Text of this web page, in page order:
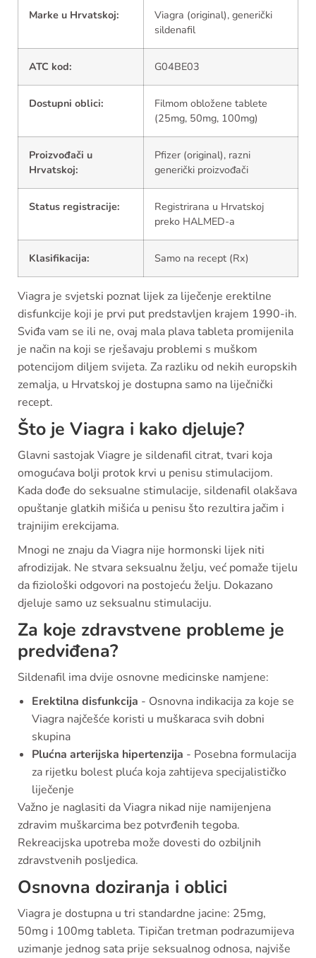
Marke u Hrvatskoj:
Viagra (original), generički
sildenafil
ATC kod: G04BE03
Dostupni oblici:
Filmom obložene tablete
(25mg, 50mg, 100mg)
Proizvođači u
Hrvatskoj:
Pfizer (original), razni
generički proizvođači
Status registracije:
Registrirana u Hrvatskoj
preko HALMED-a
Klasifikacija: Samo na recept (Rx)
Viagra je svjetski poznat lijek za liječenje erektilne
disfunkcije koji je prvi put predstavljen krajem 1990-ih.
Sviđa vam se ili ne, ovaj mala plava tableta promijenila
je način na koji se rješavaju problemi s muškom
potencijom diljem svijeta. Za razliku od nekih europskih
zemalja, u Hrvatskoj je dostupna samo na liječnički
recept.
Što je Viagra i kako djeluje?
Glavni sastojak Viagre je sildenafil citrat, tvari koja
omogućava bolji protok krvi u penisu stimulacijom.
Kada dođe do seksualne stimulacije, sildenafil olakšava
opuštanje glatkih mišića u penisu što rezultira jačim i
trajnijim erekcijama.
Mnogi ne znaju da Viagra nije hormonski lijek niti
afrodizijak. Ne stvara seksualnu želju, već pomaže tijelu
da fiziološki odgovori na postojeću želju. Dokazano
djeluje samo uz seksualnu stimulaciju.
Za koje zdravstvene probleme je
predviđena?
Sildenafil ima dvije osnovne medicinske namjene:
Erektilna disfunkcija - Osnovna indikacija za koje se
Viagra najčešće koristi u muškaraca svih dobni
skupina
Plućna arterijska hipertenzija - Posebna formulacija
za rijetku bolest pluća koja zahtijeva specijalističko
liječenje
Važno je naglasiti da Viagra nikad nije namijenjena
zdravim muškarcima bez potvrđenih tegoba.
Rekreacijska upotreba može dovesti do ozbiljnih
zdravstvenih posljedica.
Osnovna doziranja i oblici
Viagra je dostupna u tri standardne jacine: 25mg,
50mg i 100mg tableta. Tipičan tretman podrazumijeva
uzimanje jednog sata prije seksualnog odnosa, najviše